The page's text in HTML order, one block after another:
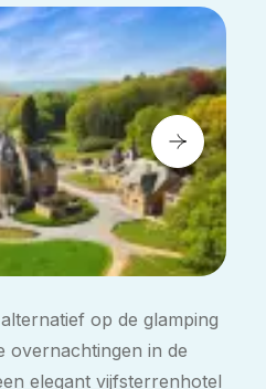
op de glamping
overnachtingen in de
elegant vijfsterrenhotel